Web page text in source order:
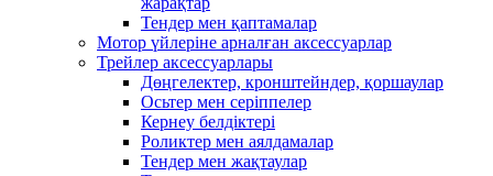
Тендер мен қаптамалар
Мотор үйлеріне арналған аксессуарлар
Трейлер аксессуарлары
Дөңгелектер, кронштейндер, қоршаулар
Осьтер мен серіппелер
Кернеу белдіктері
Роликтер мен аялдамалар
Тендер мен жақтаулар